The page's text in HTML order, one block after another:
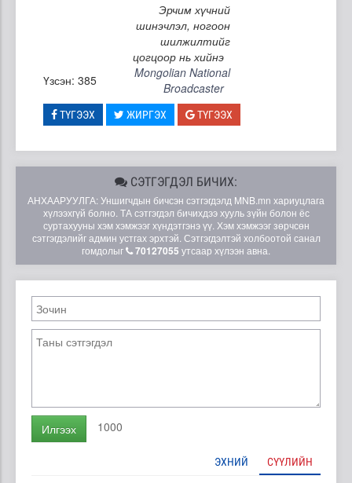
Эрчим хүчний
шинэчлэл, ногоон
шилжилтийг
цогцоор нь хийнэ
Үзсэн: 385
Mongolian National
Broadcaster
ТҮГЭЭХ ЖИРГЭХ ТҮГЭЭХ
СЭТГЭГДЭЛ БИЧИХ:
АНХААРУУЛГА: Уншигчдын бичсэн сэтгэгдэлд MNB.mn хариуцлага
хүлээхгүй болно. ТА сэтгэгдэл бичихдээ хууль зүйн болон ёс
суртахууны хэм хэмжээг хүндэтгэнэ үү. Хэм хэмжээг зөрчсөн
сэтгэгдэлийг админ устгах эрхтэй. Сэтгэгдэлтэй холбоотой санал
гомдолыг
70127055 утсаар хүлээн авна.
Илгээх 1000
ЭХНИЙ СҮҮЛИЙН